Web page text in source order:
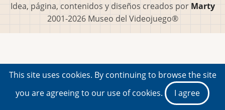
Idea, página, contenidos y diseños creados por Marty
2001-2026 Museo del Videojuego®
This site uses cookies. By continuing to browse the site
you are agreeing to our use of cookies.
I agree